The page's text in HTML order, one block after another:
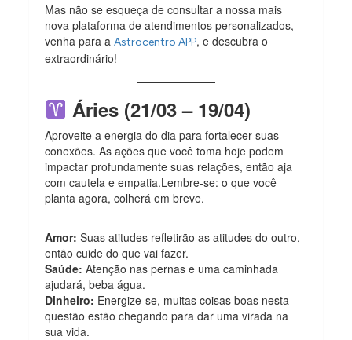
Mas não se esqueça de consultar a nossa mais
nova plataforma de atendimentos personalizados,
venha para aAstrocentro APP, e descubra o
extraordinário!
Áries (21/03 – 19/04)
Aproveite a energia do dia para fortalecer suas
conexões. As ações que você toma hoje podem
impactar profundamente suas relações, então aja
com cautela e empatia.Lembre-se: o que você
planta agora, colherá em breve.
Amor: Suas atitudes refletirão as atitudes do outro,
então cuide do que vai fazer.
Saúde: Atenção nas pernas e uma caminhada
ajudará, beba água.
Dinheiro: Energize-se, muitas coisas boas nesta
questão estão chegando para dar uma virada na
sua vida.